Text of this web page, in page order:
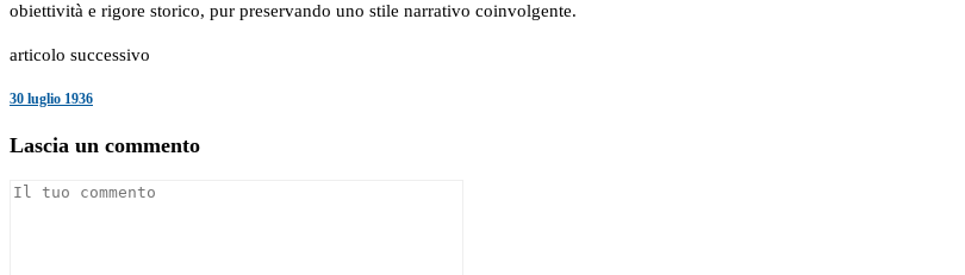
obiettività e rigore storico, pur preservando uno stile narrativo coinvolgente.
articolo successivo
30 luglio 1936
Lascia un commento